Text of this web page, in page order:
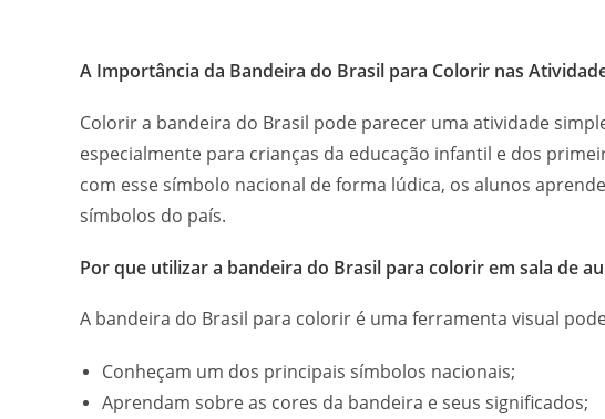
A Importância da Bandeira do Brasil para Colorir nas
Colorir a bandeira do Brasil pode parecer uma atividade
especialmente para crianças da educação infantil e dos
com esse símbolo nacional de forma lúdica, os alunos
símbolos do país.
Por que utilizar a bandeira do Brasil para colorir em sala de
A bandeira do Brasil para colorir é uma ferramenta visual
Conheçam um dos principais símbolos nacionais;
Aprendam sobre as cores da bandeira e seus significados;